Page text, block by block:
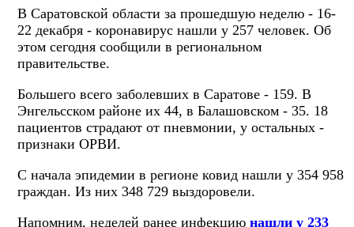
В Саратовской области за прошедшую неделю - 16-
22 декабря - коронавирус нашли у 257 человек. Об
этом сегодня сообщили в региональном
правительстве.
Большего всего заболевших в Саратове - 159. В
Энгельсском районе их 44, в Балашовском - 35. 18
пациентов страдают от пневмонии, у остальных -
признаки ОРВИ.
С начала эпидемии в регионе ковид нашли у 354 958
граждан. Из них 348 729 выздоровели.
Напомним, неделей ранее инфекцию нашли у 233